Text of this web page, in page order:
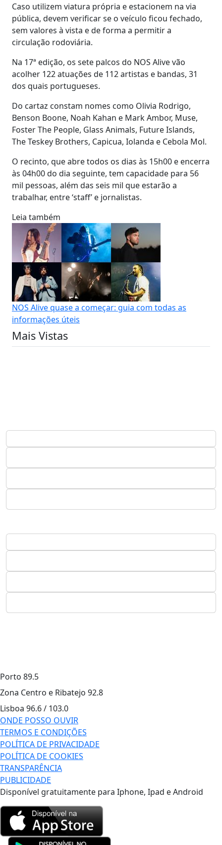
Caso utilizem viatura própria e estacionem na via
pública, devem verificar se o veículo ficou fechado,
sem valores à vista e de forma a permitir a
circulação rodoviária.
Na 17ª edição, os sete palcos do NOS Alive vão
acolher 122 atuações de 112 artistas e bandas, 31
dos quais portugueses.
Do cartaz constam nomes como Olivia Rodrigo,
Benson Boone, Noah Kahan e Mark Ambor, Muse,
Foster The People, Glass Animals, Future Islands,
The Teskey Brothers, Capicua, Iolanda e Cebola Mol.
O recinto, que abre todos os dias às 15h00 e encerra
às 04h00 do dia seguinte, tem capacidade para 56
mil pessoas, além das seis mil que estarão a
trabalhar, entre ‘staff’ e jornalistas.
Leia também
NOS Alive quase a começar: guia com todas as
informações úteis
Mais Vistas
Porto 89.5
Zona Centro e Ribatejo 92.8
Lisboa 96.6 / 103.0
ONDE POSSO OUVIR
TERMOS E CONDIÇÕES
POLÍTICA DE PRIVACIDADE
POLÍTICA DE COOKIES
TRANSPARÊNCIA
PUBLICIDADE
Disponível gratuitamente para Iphone, Ipad e Android